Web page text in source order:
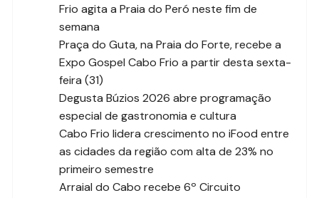
Frio agita a Praia do Peró neste fim de
semana
Praça do Guta, na Praia do Forte, recebe a
Expo Gospel Cabo Frio a partir desta sexta-
feira (31)
Degusta Búzios 2026 abre programação
especial de gastronomia e cultura
Cabo Frio lidera crescimento no iFood entre
as cidades da região com alta de 23% no
primeiro semestre
Arraial do Cabo recebe 6º Circuito